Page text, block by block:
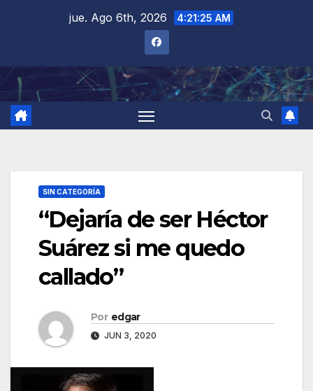
jue. Ago 6th, 2026 4:21:26 AM
SIN CATEGORÍA
“Dejaría de ser Héctor
Suárez si me quedo
callado”
Por edgar
JUN 3, 2020